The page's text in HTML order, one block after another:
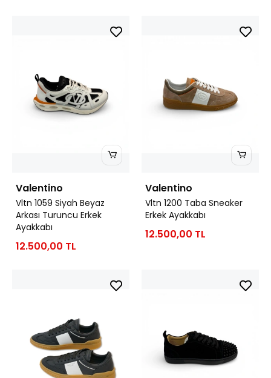
Valentino
Vltn 1059 Siyah Beyaz
Arkası Turuncu Erkek
Ayakkabı
12.500,00 TL
Valentino
Vltn 1200 Taba Sneaker
Erkek Ayakkabı
12.500,00 TL